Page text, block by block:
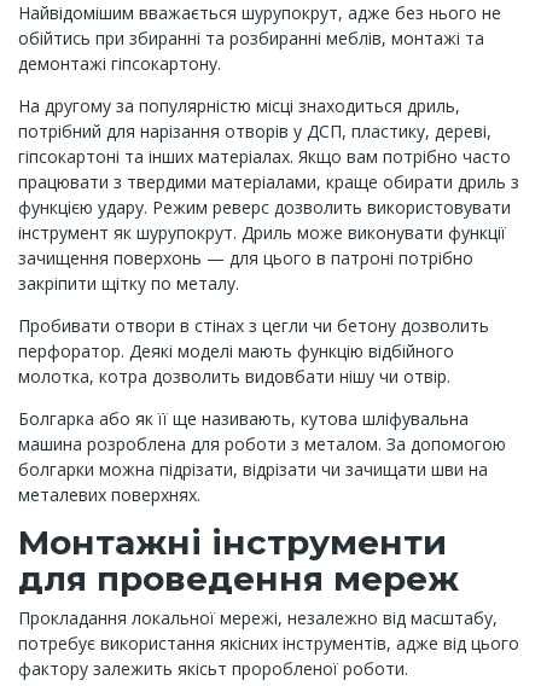
Найвідомішим вважається шурупокрут, адже без нього не
обійтись при збиранні та розбиранні меблів, монтажі та
демонтажі гіпсокартону.
На другому за популярністю місці знаходиться дриль,
потрібний для нарізання отворів у ДСП, пластику, дереві,
гіпсокартоні та інших матеріалах. Якщо вам потрібно часто
працювати з твердими матеріалами, краще обирати дриль з
функцією удару. Режим реверс дозволить використовувати
інструмент як шурупокрут. Дриль може виконувати функції
зачищення поверхонь — для цього в патроні потрібно
закріпити щітку по металу.
Пробивати отвори в стінах з цегли чи бетону дозволить
перфоратор. Деякі моделі мають функцію відбійного
молотка, котра дозволить видовбати нішу чи отвір.
Болгарка або як її ще називають, кутова шліфувальна
машина розроблена для роботи з металом. За допомогою
болгарки можна підрізати, відрізати чи зачищати шви на
металевих поверхнях.
Монтажні інструменти
для проведення мереж
Прокладання локальної мережі, незалежно від масштабу,
потребує використання якісних інструментів, адже від цього
фактору залежить якісьт проробленої роботи.